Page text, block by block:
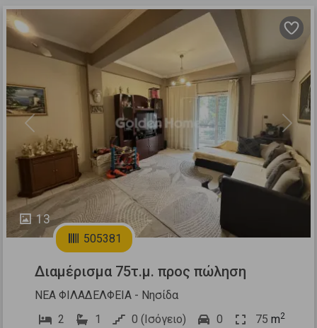
13
Previous Next
505381
Διαμέρισμα 75τ.μ. προς πώληση
ΝΕΑ ΦΙΛΑΔΕΛΦΕΙΑ - Νησίδα
2
1 0 (Ισόγειο) 0 75 m2